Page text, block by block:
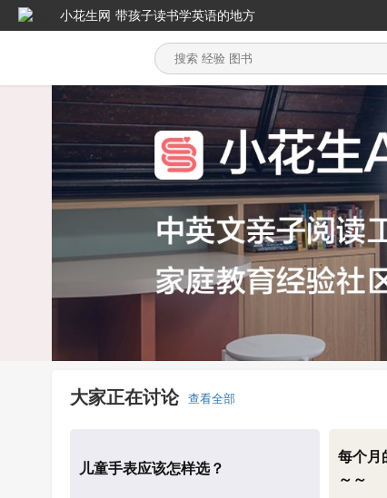
小花生网 带孩子读书学英语的地方
大家正在讨论 查看全部
儿童手表应该怎样选？
每个月
～～